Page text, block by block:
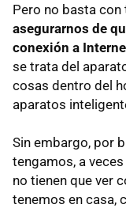
Pero no basta
asegurarnos de
conexión a
se trata del
cosas dentro del
aparatos
Sin embargo, por
tengamos, a
no tienen que ver
tenemos en casa,